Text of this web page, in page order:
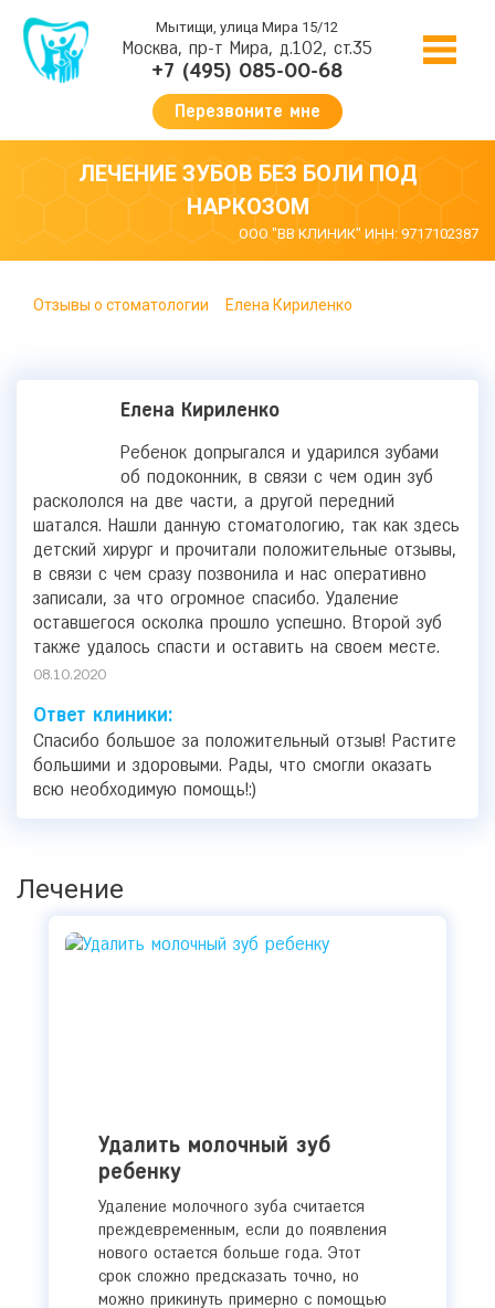
Мытищи, улица Мира 15/12
Москва, пр-т Мира, д.102, ст.35
+7 (495) 085-00-68
Перезвоните мне
ЛЕЧЕНИЕ ЗУБОВ БЕЗ БОЛИ ПОД
НАРКОЗОМ
ООО "ВВ КЛИНИК" ИНН: 9717102387
Отзывы о стоматологии Елена Кириленко
Елена Кириленко
Ребенок допрыгался и ударился зубами
об подоконник, в связи с чем один зуб
раскололся на две части, а другой передний
шатался. Нашли данную стоматологию, так как здесь
детский хирург и прочитали положительные отзывы,
в связи с чем сразу позвонила и нас оперативно
записали, за что огромное спасибо. Удаление
оставшегося осколка прошло успешно. Второй зуб
также удалось спасти и оставить на своем месте.
08.10.2020
Ответ клиники:
Спасибо большое за положительный отзыв! Растите
большими и здоровыми. Рады, что смогли оказать
всю необходимую помощь!:)
Лечение
Удалить молочный зуб
ребенку
Удаление молочного зуба считается
преждевременным, если до появления
нового остается больше года. Этот
срок сложно предсказать точно, но
можно прикинуть примерно с помощью